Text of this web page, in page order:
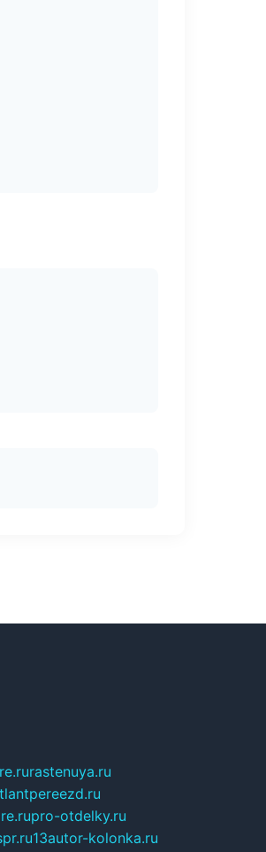
rastenuya.ru
pro-otdelky.ru
13autor-kolonka.ru